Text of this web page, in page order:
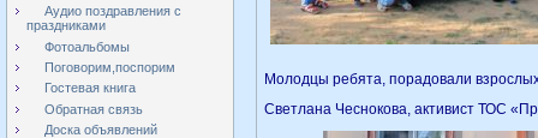
Аудио поздравления с
праздниками
Фотоальбомы
Поговорим,поспорим
Гостевая книга
Обратная связь
Доска объявлений
Молодцы ребята, порадовали
Светлана Чеснокова, активист ТОС